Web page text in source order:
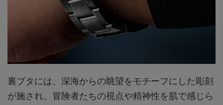
裏ブタには、深海からの眺望をモチーフにした彫刻
が施され、冒険者たちの視点や精神性を肌で感じら